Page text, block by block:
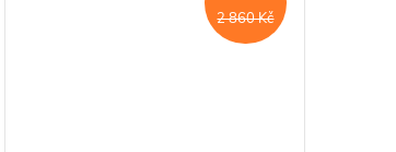
2 860 Kč